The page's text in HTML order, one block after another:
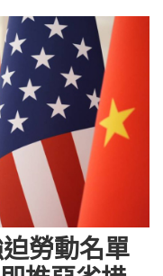
勞動名單